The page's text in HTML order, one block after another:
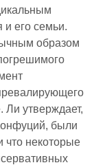
его семьи.
образом
Ли утверждает,
были
некоторые